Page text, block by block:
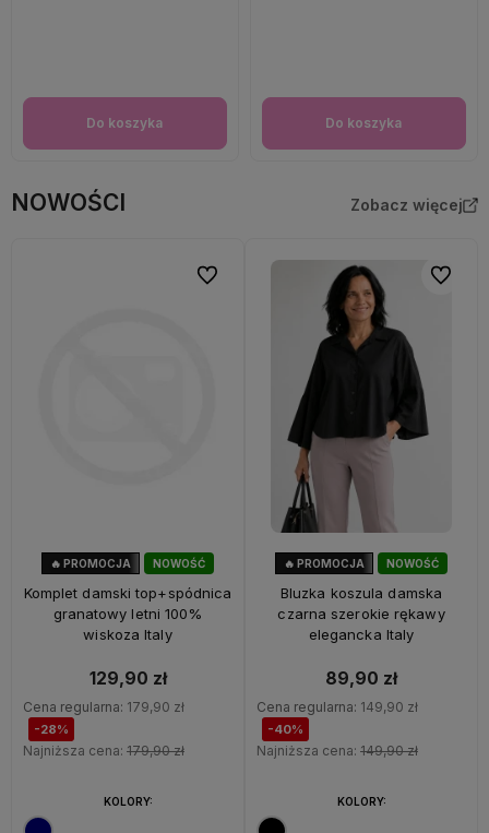
Do koszyka Do koszyka
NOWOŚCI Zobacz więcej
NOWOŚĆ
🔥 PROMOCJA
Komplet damski top+spódnica
granatowy letni 100%
wiskoza Italy
129,90 zł
Cena regularna: 179,90 zł
-28%
Najniższa cena: 179,90 zł
KOLORY:
Do ulubionych
NOWOŚĆ
🔥 PROMOCJA
Bluzka koszula damska
czarna szerokie rękawy
elegancka Italy
89,90 zł
Cena regularna: 149,90 zł
-40%
Najniższa cena: 149,90 zł
KOLORY:
Do